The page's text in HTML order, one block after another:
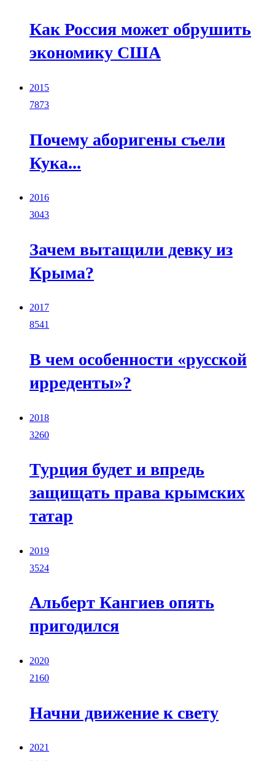
Как Россия может обрушить
экономику США
2015
7873
Почему аборигены съели
Кука...
2016
3043
Зачем вытащили девку из
Крыма?
2017
8541
В чем особенности «русской
ирреденты»?
2018
3260
Турция будет и впредь
защищать права крымских
татар
2019
3524
Альберт Кангиев опять
пригодился
2020
2160
Начни движение к свету
2021